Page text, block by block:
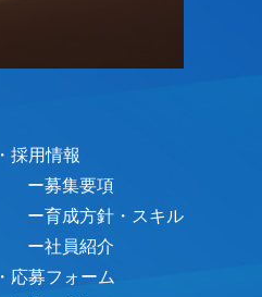
・採用情報
ー募集要項
ー育成方針・スキル
ー社員紹介
・応募フォーム